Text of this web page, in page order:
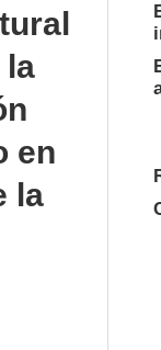
la
en
la